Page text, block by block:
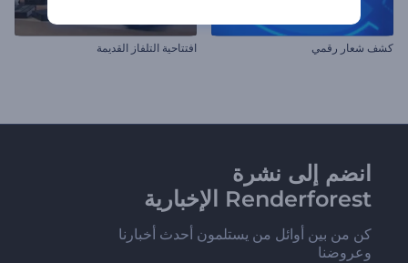
كشف شعار رقمي افتتاحية التلفاز القديمة
انضم إلى نشرة
Renderforest الإخبارية
كن من بين أوائل من يستلمون أحدث أخبارنا
وعروضنا